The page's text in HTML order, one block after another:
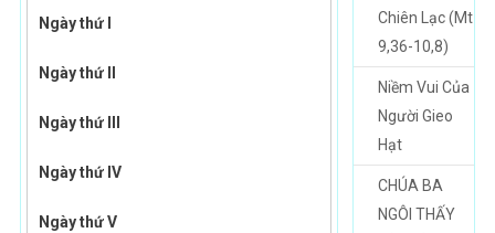
Ngày thứ I
Ngày thứ II
Ngày thứ III
Ngày thứ IV
Ngày thứ V
Chiên Lạc (Mt
9,36-10,8)
Niềm Vui Của
Người Gieo
Hạt
CHÚA BA
NGÔI THẤY